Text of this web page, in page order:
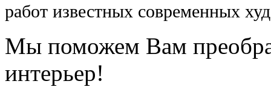
работ известных современных
Мы поможем Вам
интерьер!